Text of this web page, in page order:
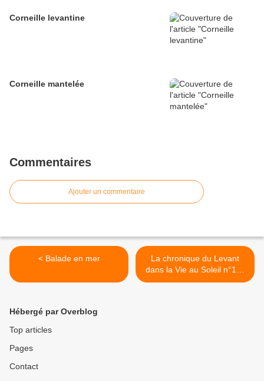
Corneille levantine
Corneille mantelée
Commentaires
Ajouter un commentaire
< Balade en mer
La chronique du Levant
dans la Vie au Soleil n°111
de juin juillet 1986 >
Hébergé par Overblog
Top articles
Pages
Contact